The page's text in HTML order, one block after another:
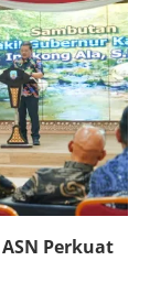
Perkuat